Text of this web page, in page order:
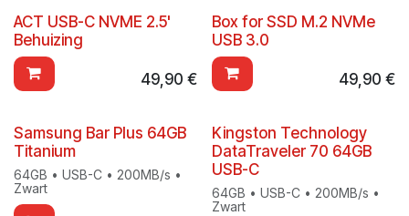
ACT USB-C NVME 2.5'
Behuizing
49,90 €
Box for SSD M.2 NVMe
USB 3.0
49,90 €
Samsung Bar Plus 64GB
Titanium
64GB • USB-C • 200MB/s •
Zwart
Kingston Technology
DataTraveler 70 64GB
USB-C
64GB • USB-C • 200MB/s •
Zwart